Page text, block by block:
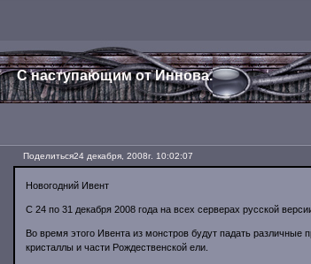
С наступающим от Иннова.
Поделиться24 декабря, 2008г. 10:02:07
Новогодний Ивент
С 24 по 31 декабря 2008 года на всех серверах русской
Во время этого Ивента из монстров будут падать
кристаллы и части Рождественской ели.